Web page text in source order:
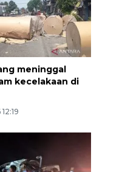
meninggal
kecelakaan di